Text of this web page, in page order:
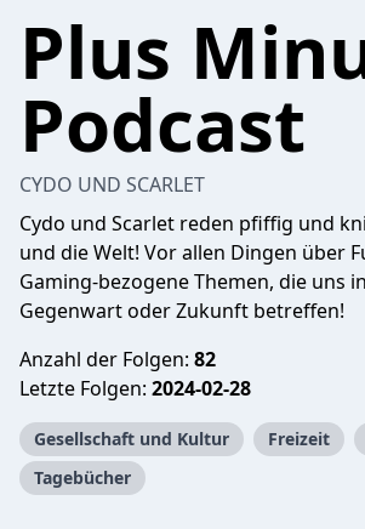
Plus
Podcast
CYDO UND SCARLET
Cydo und Scarlet reden pfiffig und
und die Welt! Vor allen Dingen über
Gaming-bezogene Themen, die uns
Gegenwart oder Zukunft betreffen!
Anzahl der Folgen: 82
Letzte Folgen: 2024-02-28
Gesellschaft und Kultur Freizeit
Tagebücher